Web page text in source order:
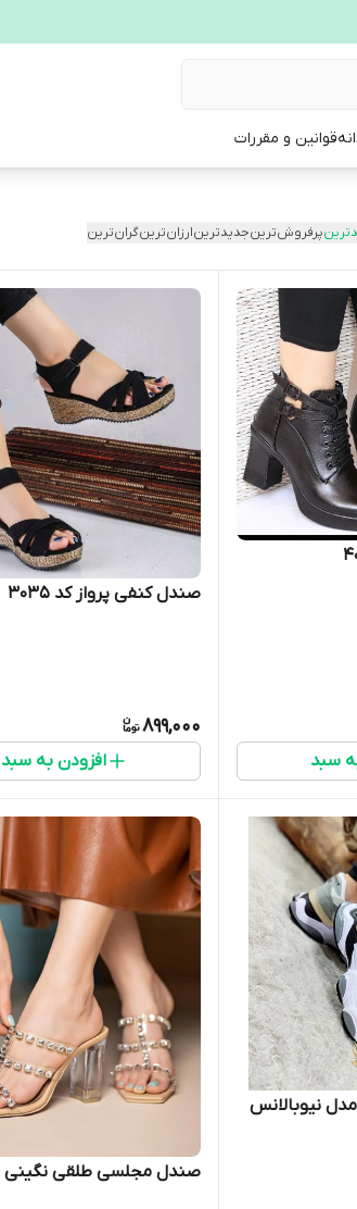
قوانین و مقررات
پرفروش‌ترینجدیدترینارزان‌ترینگران‌ترین
سبد
صندل کنفی پرواز کد ۳۰۳۵
899,000
افزودن به سبد
مدل نیوبالانس
صندل مجلسی طلقی نگینی